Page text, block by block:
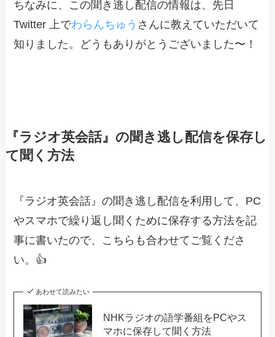
ちなみに、この聞き逃し配信の情報は、先日
Twitter 上でわらんちゅう さんに教えていただいて
知りました。どうもありがとうございました〜！
『ラジオ英会話』の聞き逃し配信を保存し
て聞く方法
『ラジオ英会話』の聞き逃し配信を利用して、PC
やスマホで繰り返し聞くために保存する方法を記
事に書いたので、こちらも合わせてご覧くださ
い。👍
あわせて読みたい
NHKラジオの語学番組をPCやス
マホに保存して聞く方法